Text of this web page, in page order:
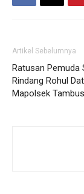
Artikel Sebelumnya
Ratusan Pemuda
Rindang Rohul
Mapolsek